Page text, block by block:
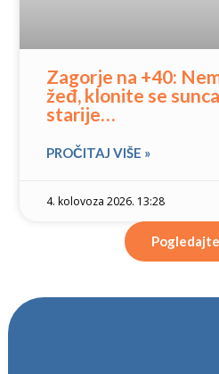
Zagorje na +40:
žeđ, klonite se
starije…
PROČITAJ VIŠE »
4. kolovoza 2026. 13:28